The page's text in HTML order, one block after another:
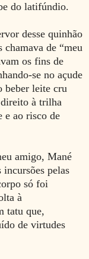
do latifúndio.
desse quinhão
chamava de “meu
os fins de
se no açude
beber leite cru
à trilha
e ao risco de
amigo, Mané
pelas
só foi
à
tatu que,
de virtudes